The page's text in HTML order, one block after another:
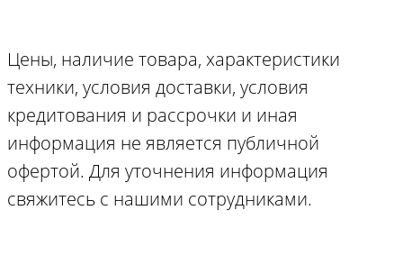
Цены, наличие товара, характеристики
техники, условия доставки, условия
кредитования и рассрочки и иная
информация не является публичной
офертой. Для уточнения информация
свяжитесь с нашими сотрудниками.